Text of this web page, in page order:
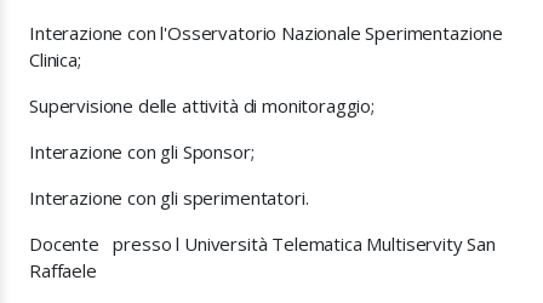
Interazione con l'Osservatorio Nazionale Sperimentazione
Clinica;
Supervisione delle attività di monitoraggio;
Interazione con gli Sponsor;
Interazione con gli sperimentatori.
Docente
presso l Università Telematica Multiservity San
Raffaele